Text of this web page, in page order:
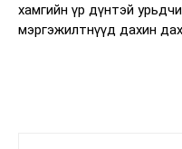
хамгийн үр дүнтэй
мэргэжилтнүүд дахин